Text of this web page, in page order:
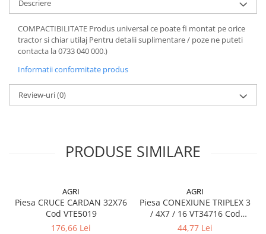
Descriere
COMPACTIBILITATE Produs universal ce poate fi montat pe orice
tractor si chiar utilaj Pentru detalii suplimentare / poze ne puteti
contacta la 0733 040 000.)
Informatii conformitate produs
Review-uri(0)
PRODUSE SIMILARE
AGRI
Piesa CRUCE CARDAN 32X76
Cod VTE5019
176,66 Lei
AGRI
Piesa CONEXIUNE TRIPLEX 3
/ 4X7 / 16 VT34716 Cod
VT34716
44,77 Lei